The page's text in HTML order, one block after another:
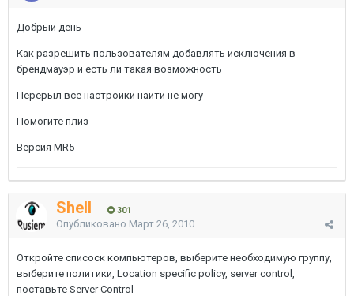
Добрый день
Как разрешить пользователям добавлять исключения в
брендмауэр и есть ли такая возможность
Перерыл все настройки найти не могу
Помогите плиз
Версия MR5
Shell 301
Опубликовано Март 26, 2010
Откройте списоск компьютеров, выберите необходимую группу,
выберите политики, Location specific policy, server control,
поставьте Server Control